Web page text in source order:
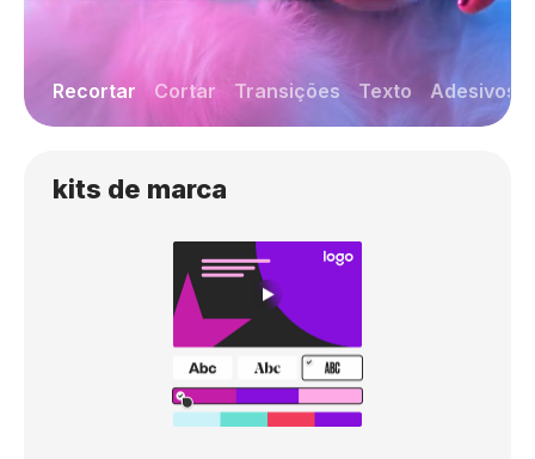
Recortar Cortar Transições Texto Adesivos
kits de marca